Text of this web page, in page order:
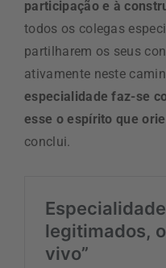
participação e à
todos os colegas
partilharem os seus
ativamente neste
especialidade faz-se
esse o espírito que
conclui.